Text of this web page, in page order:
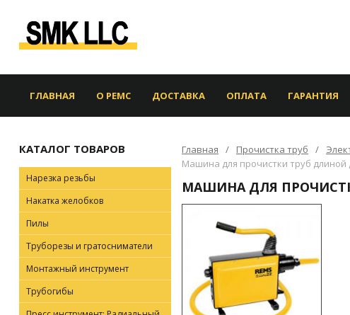
ГЛАВНАЯ О РЕМС ДОСТАВКА ОПЛАТА ГАРАНТИЯ
КАТАЛОГ ТОВАРОВ
Нарезка резьбы
Накатка желобков
Пилы
Труборезы и гратосниматели
Монтажный инструмент
Трубогибы
Главная Прочистка труб
Машина для прочистки труб длиной
МАШИНА ДЛЯ